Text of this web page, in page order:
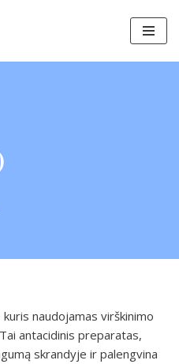
naudojamas virškinimo
antacidinis preparatas,
skrandyje ir palengvina